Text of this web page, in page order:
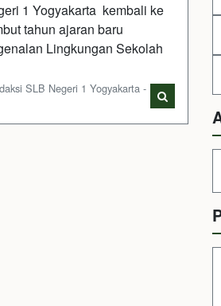
1 Yogyakarta kembali ke
tahun ajaran baru
Lingkungan Sekolah
SLB Negeri 1 Yogyakarta -